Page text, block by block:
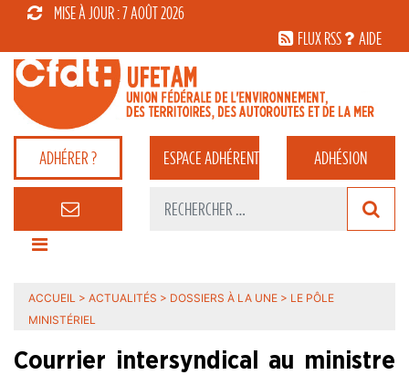
MISE À JOUR : 7 AOÛT 2026
FLUX RSS
AIDE
ADHÉRER ? ESPACEADHÉRENT ADHÉSION
ACCUEIL > ACTUALITÉS > DOSSIERS À LA UNE > LE PÔLE
MINISTÉRIEL
Courrier intersyndical au ministre